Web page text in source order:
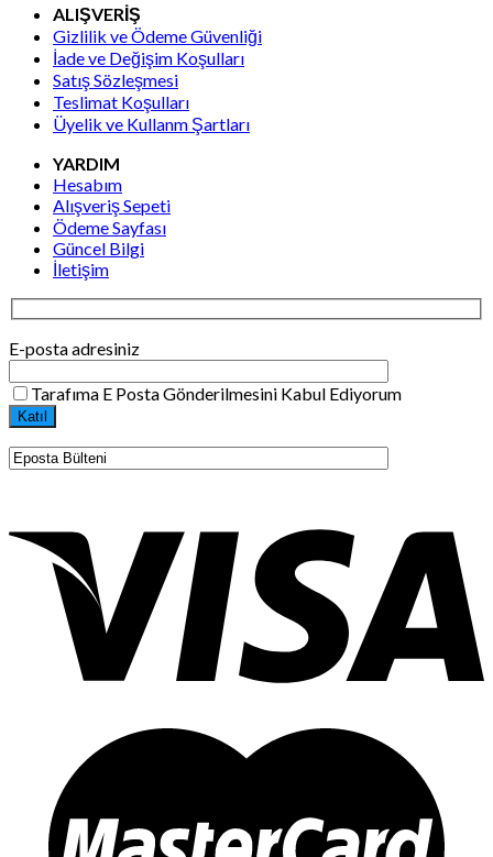
ALIŞVERİŞ
Gizlilik ve Ödeme Güvenliği
İade ve Değişim Koşulları
Satış Sözleşmesi
Teslimat Koşulları
Üyelik ve Kullanm Şartları
YARDIM
Hesabım
Alışveriş Sepeti
Ödeme Sayfası
Güncel Bilgi
İletişim
E-posta adresiniz
Tarafıma E Posta Gönderilmesini Kabul Ediyorum